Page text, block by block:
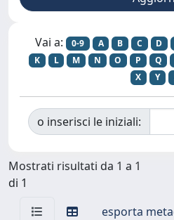
Vai a: 0-9 A B C D
K
L M N O P Q
X
Y
o inserisci le iniziali:
Mostrati risultati da 1 a 1
di 1
esporta